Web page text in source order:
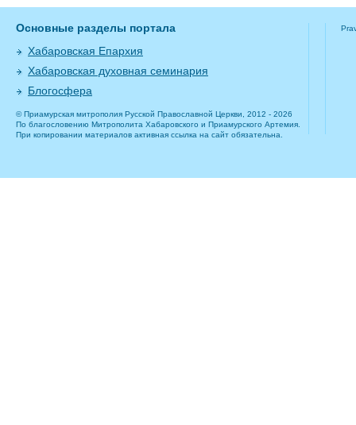
Основные разделы портала
Хабаровская Епархия
Хабаровская духовная семинария
Блогосфера
© Приамурская митрополия Русской Православной Церкви, 2012 - 2026
По благословению Митрополита Хабаровского и Приамурского Артемия.
При копировании материалов активная ссылка на сайт обязательна.